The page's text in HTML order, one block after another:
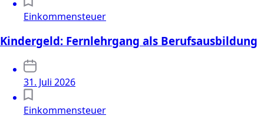
Einkommensteuer
Kindergeld: Fernlehrgang als Berufsausbildung
31. Juli 2026
Einkommensteuer